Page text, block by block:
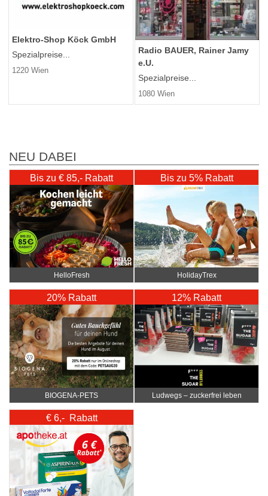
Elektro-Shop Köck GmbH
Spezialpreise...
1220 Wien
Radio BAUER, Rainer Jamy
e.U.
Spezialpreise...
1080 Wien
NEU DABEI
Bis zu € 85,- Rabatt
HelloFresh
Bis zu 5% Rabatt
HolidayTrex
20% Rabatt
BIOGENA-PETS
12% Rabatt
Ludwegs – zuckerfrei leben
€ 6,- Rabatt